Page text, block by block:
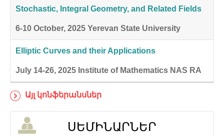
Stochastic, Integral Geometry, and Related Fields
6-10 October, 2025 Yerevan State University
Elliptic Curves and their Applications
July 14-26, 2025 Institute of Mathematics NAS RA
Այլ կոնֆերանսներ
ՍԵՄԻՆԱՐՆԵՐ